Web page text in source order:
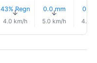
43% Regn
↑
4.0 km/h
0.0 mm
↑
5.0 km/h
0.0
4.0